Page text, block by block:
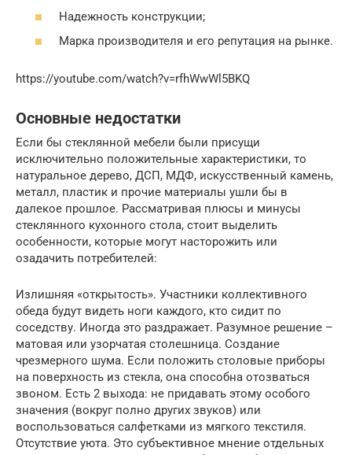
Надежность конструкции;
Марка производителя и его репутация на рынке.
https://youtube.com/watch?v=rfhWwWl5BKQ
Основные недостатки
Если бы стеклянной мебели были присущи
исключительно положительные характеристики, то
натуральное дерево, ДСП, МДФ, искусственный камень,
металл, пластик и прочие материалы ушли бы в
далекое прошлое. Рассматривая плюсы и минусы
стеклянного кухонного стола, стоит выделить
особенности, которые могут насторожить или
озадачить потребителей:
Излишняя «открытость». Участники коллективного
обеда будут видеть ноги каждого, кто сидит по
соседству. Иногда это раздражает. Разумное решение –
матовая или узорчатая столешница. Создание
чрезмерного шума. Если положить столовые приборы
на поверхность из стекла, она способна отозваться
звоном. Есть 2 выхода: не придавать этому особого
значения (вокруг полно других звуков) или
воспользоваться салфетками из мягкого текстиля.
Отсутствие уюта. Это субъективное мнение отдельных